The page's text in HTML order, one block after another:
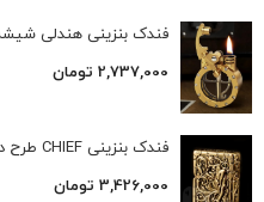
فندک بنزینی هندلی
2,737,000 تومان
فندک بنزینی CHIEF طرح دختر جنگل (جعبه چوبی)
3,426,000 تومان